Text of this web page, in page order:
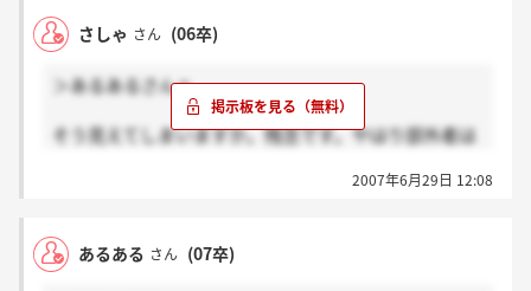
と言っているけどそんなの当たり前だよ。
でもわざわざ今既に問題が起こってる会社に自ら飛び
すっごい極端だよ、君の言ってること。
前もどっかで書いたけど、この会社を新入社員が変え
び新規申請ができないといった時点で、会社としては
存続が厳しい。だから、グループ外へ譲渡といったこ
て、挽回のきかないミスをおかしてしまったんです、
しかも、譲渡先が何社も名乗りをあげているのに先日
こんな先行き不透明な会社にもし、入ろうとしている
ます。
まだ、入社前なのでやり直しはききます。
さしゃ さん (06卒)
＞あるあるさんへ
そう見えてしまいますか。残念です。やはり部外者は
た顔の見えない場所で真意を伝えるというのは本当に
ハナコさんの「綺麗ごとかもしれないけど、励ましあ
2007年6月29日 12:08
あるある さん (07卒)